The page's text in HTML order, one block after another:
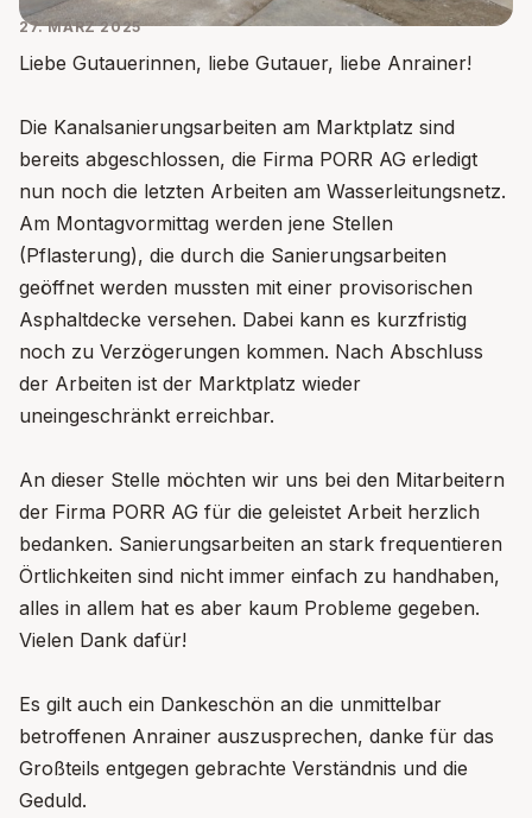
27. MÄRZ 2025
Liebe Gutauerinnen, liebe Gutauer, liebe Anrainer!
Die Kanalsanierungsarbeiten am Marktplatz sind
bereits abgeschlossen, die Firma PORR AG erledigt
nun noch die letzten Arbeiten am Wasserleitungsnetz.
Am Montagvormittag werden jene Stellen
(Pflasterung), die durch die Sanierungsarbeiten
geöffnet werden mussten mit einer provisorischen
Asphaltdecke versehen. Dabei kann es kurzfristig
noch zu Verzögerungen kommen. Nach Abschluss
der Arbeiten ist der Marktplatz wieder
uneingeschränkt erreichbar.
An dieser Stelle möchten wir uns bei den Mitarbeitern
der Firma PORR AG für die geleistet Arbeit herzlich
bedanken. Sanierungsarbeiten an stark frequentieren
Örtlichkeiten sind nicht immer einfach zu handhaben,
alles in allem hat es aber kaum Probleme gegeben.
Vielen Dank dafür!
Es gilt auch ein Dankeschön an die unmittelbar
betroffenen Anrainer auszusprechen, danke für das
Großteils entgegen gebrachte Verständnis und die
Geduld.